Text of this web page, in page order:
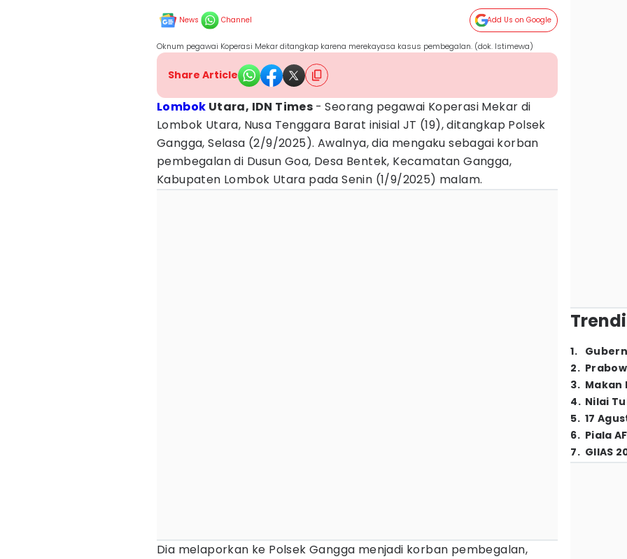
News Channel Add Us on Google
Oknum pegawai Koperasi Mekar ditangkap karena merekayasa kasus pembegalan. (dok. Istimewa)
Share Article
Lombok Utara, IDN Times - Seorang pegawai Koperasi Mekar di
Lombok Utara, Nusa Tenggara Barat inisial JT (19), ditangkap Polsek
Gangga, Selasa (2/9/2025). Awalnya, dia mengaku sebagai korban
pembegalan di Dusun Goa, Desa Bentek, Kecamatan Gangga,
Kabupaten Lombok Utara pada Senin (1/9/2025) malam.
Dia melaporkan ke Polsek Gangga menjadi korban pembegalan,
1.
2.
3. Makan
4. Nilai
5. 17
6. Piala
7. GIIAS